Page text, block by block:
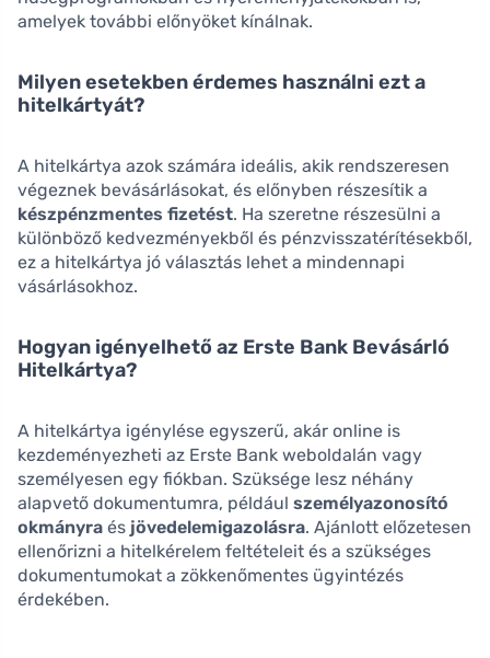
amelyek további előnyöket kínálnak.
Milyen esetekben érdemes használni ezt a
hitelkártyát?
A hitelkártya azok számára ideális, akik rendszeresen
végeznek bevásárlásokat, és előnyben részesítik a
készpénzmentes fizetést. Ha szeretne részesülni a
különböző kedvezményekből és pénzvisszatérítésekből,
ez a hitelkártya jó választás lehet a mindennapi
vásárlásokhoz.
Hogyan igényelhető az Erste Bank Bevásárló
Hitelkártya?
A hitelkártya igénylése egyszerű, akár online is
kezdeményezheti az Erste Bank weboldalán vagy
személyesen egy fiókban. Szüksége lesz néhány
alapvető dokumentumra, például személyazonosító
okmányra és jövedelemigazolásra. Ajánlott előzetesen
ellenőrizni a hitelkérelem feltételeit és a szükséges
dokumentumokat a zökkenőmentes ügyintézés
érdekében.